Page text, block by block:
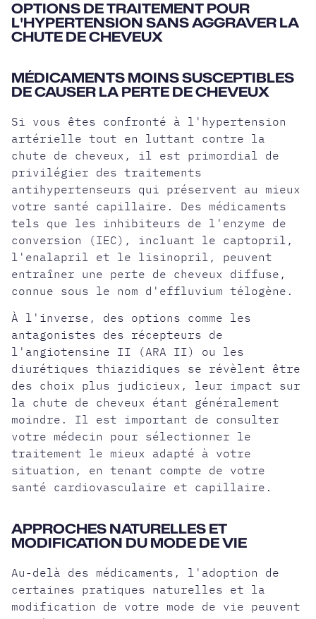
OPTIONS DE TRAITEMENT POUR
L'HYPERTENSION SANS AGGRAVER LA
CHUTE DE CHEVEUX
MÉDICAMENTS MOINS SUSCEPTIBLES
DE CAUSER LA PERTE DE CHEVEUX
Si vous êtes confronté à l'hypertension
artérielle tout en luttant contre la
chute de cheveux, il est primordial de
privilégier des traitements
antihypertenseurs qui préservent au mieux
votre santé capillaire. Des médicaments
tels que les inhibiteurs de l'enzyme de
conversion (IEC), incluant le captopril,
l'enalapril et le lisinopril, peuvent
entraîner une perte de cheveux diffuse,
connue sous le nom d'effluvium télogène.
À l'inverse, des options comme les
antagonistes des récepteurs de
l'angiotensine II (ARA II) ou les
diurétiques thiazidiques se révèlent être
des choix plus judicieux, leur impact sur
la chute de cheveux étant généralement
moindre. Il est important de consulter
votre médecin pour sélectionner le
traitement le mieux adapté à votre
situation, en tenant compte de votre
santé cardiovasculaire et capillaire.
APPROCHES NATURELLES ET
MODIFICATION DU MODE DE VIE
Au-delà des médicaments, l'adoption de
certaines pratiques naturelles et la
modification de votre mode de vie peuvent